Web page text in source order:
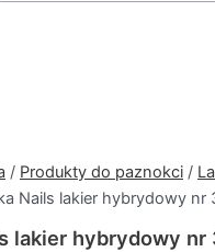
/ Produkty do paznokci /
Nails lakier hybrydowy nr
lakier hybrydowy nr